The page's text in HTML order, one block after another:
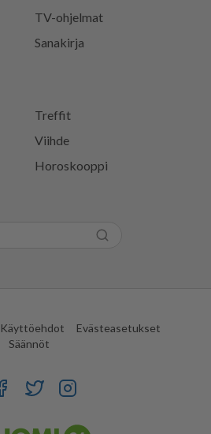
Treffit
Viihde
Horoskooppi
TV-ohjelmat
Sanakirja
Käyttöehdot
Evästeasetukset
Säännöt